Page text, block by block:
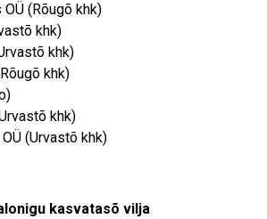
(Rõugõ khk)
khk)
khk)
khk)
khk)
(Urvastõ khk)
kasvatasõ vilja